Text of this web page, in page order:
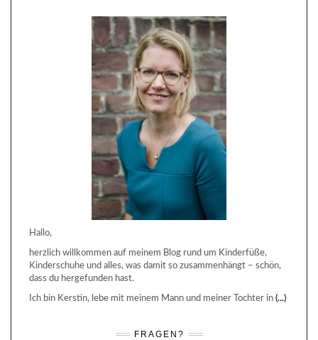
Hallo,
herzlich willkommen auf meinem Blog rund um Kinderfüße,
Kinderschuhe und alles, was damit so zusammenhängt – schön,
dass du hergefunden hast.
Ich bin Kerstin, lebe mit meinem Mann und meiner Tochter in (...)
FRAGEN?